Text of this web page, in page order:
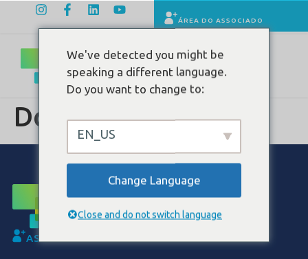
ÁREA DO ASSOCIADO
Docway
ASSOCIE-SE
We've detected you might be
speaking a different language.
Do you want to change to:
EN_US
Change Language
Close and do not switch language